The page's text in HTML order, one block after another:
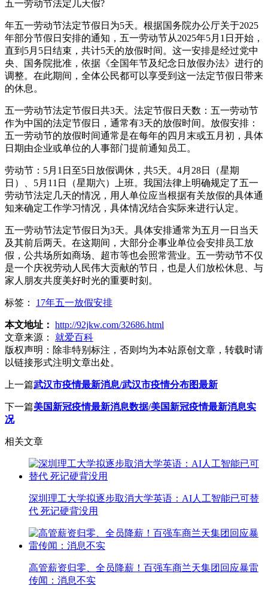
五一劳动节法定几天假?
年五一劳动节法定节假日为5天。根据国务院办公厅关于2025
年部分节假日安排的通知，五一劳动节从2025年5月1日开始，
直到5月5日结束，共计5天的放假时间。这一安排是经过党中
央、国务院批准，依据《全国年节及纪念日放假办法》进行的
调整。在此期间，全体公民都可以享受到这一法定节假日带来
的休息。
五一劳动节法定节假日共3天。法定节假日天数：五一劳动节
作为中国的法定节假日，通常有3天的放假时间。放假安排：
五一劳动节的放假时间通常是在每年的四月末或五月初，具体
日期由企业或单位的人事部门提前通知员工。
劳动节：5月1日至5日放假调休，共5天。4月28日（星期
日）、5月11日（星期六）上班。我国法律上明确规定了五一
劳动节法定几天的情况，用人单位应当根据有关放假的具体通
知来确定工作学习情况，具体情况结合实际来进行认定。
五一劳动节法定节假日为3天。具体安排通常为五月一日当天
及其前后两天。在这期间，大部分企事业单位会安排员工放
假，公共场所如商场、超市等也会照常营业。五一劳动节不仅
是一个庆祝劳动人民伟大贡献的节日，也是人们放松休息、与
家人朋友共度美好时光的重要时刻。
标签： 17年五一放假安排
本文地址： http://92jkw.com/32686.html
文章来源：
就爱百科
版权声明： 除非特别标注，否则均为本站原创文章，转载时请
以链接形式注明文章出处。
上一篇武汉市疫情最新消息/武汉市疫情分布图最新
下一篇美国新冠疫情最新消息数据/美国新冠疫情最新消息实
况
相关文章
深圳理工大学拟逐步取消大学英语：AI人工智能已可替
代 死记硬背没用
高管薪资归零、全员降薪！百强车商兰天集团回应暴雷
传闻：消息不实